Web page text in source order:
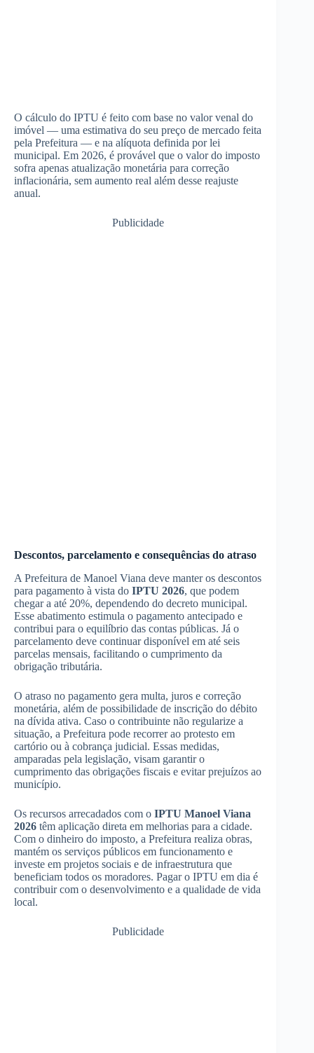
O cálculo do IPTU é feito com base no valor venal do
imóvel — uma estimativa do seu preço de mercado feita
pela Prefeitura — e na alíquota definida por lei
municipal. Em 2026, é provável que o valor do imposto
sofra apenas atualização monetária para correção
inflacionária, sem aumento real além desse reajuste
anual.
Publicidade
Descontos, parcelamento e consequências do atraso
A Prefeitura de Manoel Viana deve manter os descontos
para pagamento à vista do IPTU 2026, que podem
chegar a até 20%, dependendo do decreto municipal.
Esse abatimento estimula o pagamento antecipado e
contribui para o equilíbrio das contas públicas. Já o
parcelamento deve continuar disponível em até seis
parcelas mensais, facilitando o cumprimento da
obrigação tributária.
O atraso no pagamento gera multa, juros e correção
monetária, além de possibilidade de inscrição do débito
na dívida ativa. Caso o contribuinte não regularize a
situação, a Prefeitura pode recorrer ao protesto em
cartório ou à cobrança judicial. Essas medidas,
amparadas pela legislação, visam garantir o
cumprimento das obrigações fiscais e evitar prejuízos ao
município.
Os recursos arrecadados com o IPTU Manoel Viana
2026 têm aplicação direta em melhorias para a cidade.
Com o dinheiro do imposto, a Prefeitura realiza obras,
mantém os serviços públicos em funcionamento e
investe em projetos sociais e de infraestrutura que
beneficiam todos os moradores. Pagar o IPTU em dia é
contribuir com o desenvolvimento e a qualidade de vida
local.
Publicidade